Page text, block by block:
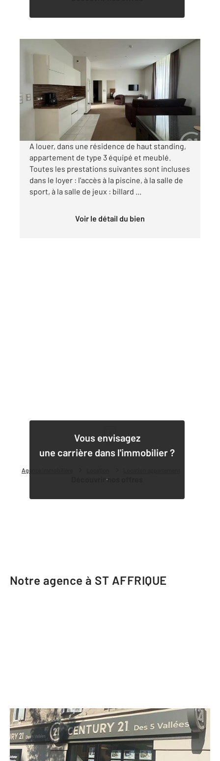
Agence immobilière
ST AFFRIQUE 12
, 3 pièces
Ref : 7108
Appartement T3 à louer
1 306 €
par mois charges comprises
A louer, dans une résidence de haut standing,
appartement de type 3 équipé et meublé.
Toutes les prestations suivantes sont incluses
dans le loyer : l'accès à la piscine, à la salle de
sport, à la salle de jeux : billard ...
Voir le détail du bien
Vous envisagez
une carrière dans l'immobilier ?
Découvrir nos offres
Notre agence à ST AFFRIQUE
CENTURY 21 Des 5 Vallées
10 boulevard Victor Hugo
ST AFFRIQUE - 12400